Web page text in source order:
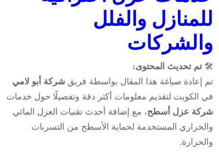
للمنازل والفلل
والشركات
🛠️ تم تحديث المحتوى:
تم إعادة صياغة هذا المقال بواسطة فريق شركة أبو لامي
في الكويت لتقديم معلومات أكثر دقة وتفصيلًا حول خدمات
شركة عزل أسطح، مع إضافة أحدث تقنيات العزل المائي
والحراري المستخدمة لحماية الأسطح من التسربات
والحرارة.